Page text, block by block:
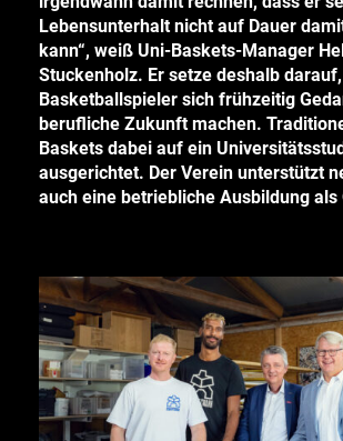
Lebensunterhalt nicht auf Dauer
kann“, weiß Uni-Baskets-Manager
Stuckenholz. Er setze deshalb
Basketballspieler sich frühzeitig
berufliche Zukunft machen.
Baskets dabei auf ein
ausgerichtet. Der Verein unterstützt
auch eine betriebliche Ausbildung als